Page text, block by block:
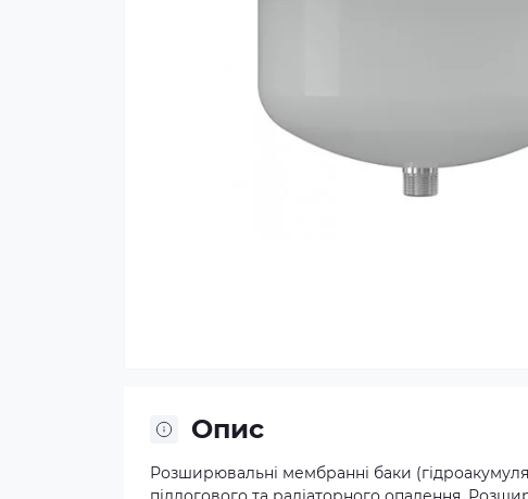
Опис
Розширювальні мембранні баки